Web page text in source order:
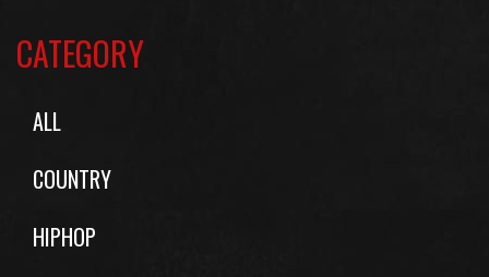
CATEGORY
ALL
COUNTRY
HIPHOP